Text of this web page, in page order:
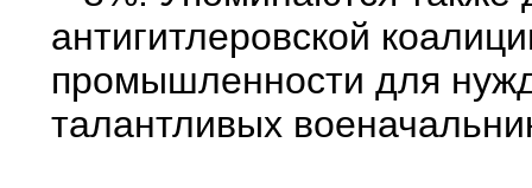
антигитлеровской
промышленности для
талантливых